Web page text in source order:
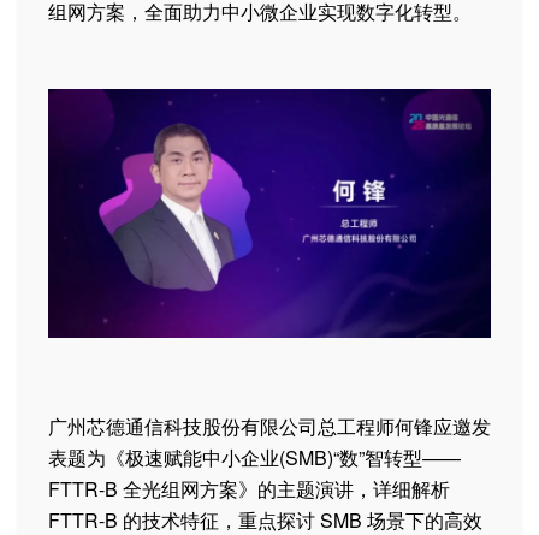
组网方案，全面助力中小微企业实现数字化转型。
广州芯德通信科技股份有限公司总工程师何锋应邀发
表题为《极速赋能中小企业(SMB)“数”智转型——
FTTR-B 全光组网方案》的主题演讲，详细解析
FTTR-B 的技术特征，重点探讨 SMB 场景下的高效